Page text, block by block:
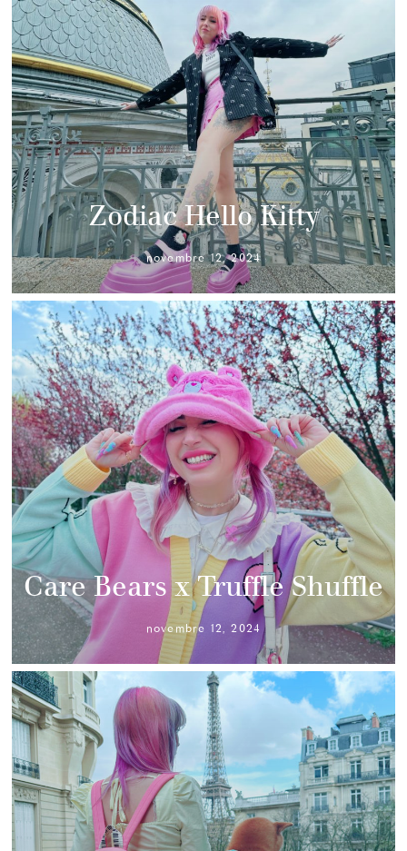
Zodiac Hello Kitty
novembre 12, 2024
Care Bears x Truffle Shuffle
novembre 12, 2024